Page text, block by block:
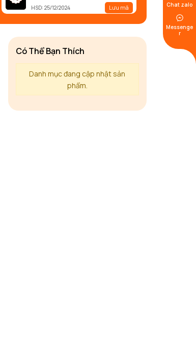
HSD: 25/12/2024 Lưu mã
Có Thể Bạn Thích
Danh mục đang cập nhật sản
phẩm.
Chat zalo
Messenge
r